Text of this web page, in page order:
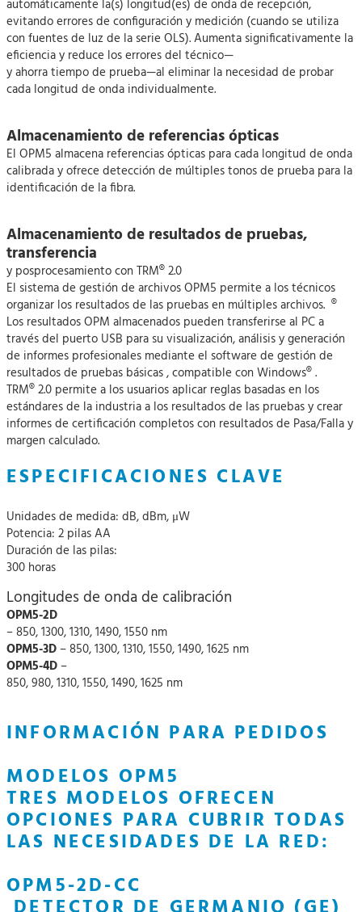
automáticamente la(s) longitud(es) de onda de recepción,
evitando errores de configuración y medición (cuando se utiliza
con fuentes de luz de la serie OLS). Aumenta significativamente la
eficiencia y reduce los errores del técnico—
y ahorra tiempo de prueba—al eliminar la necesidad de probar
cada longitud de onda individualmente.
Almacenamiento de referencias ópticas
El OPM5 almacena referencias ópticas para cada longitud de onda
calibrada y ofrece detección de múltiples tonos de prueba para la
identificación de la fibra.
Almacenamiento de resultados de pruebas,
transferencia
y posprocesamiento con TRM® 2.0
El sistema de gestión de archivos OPM5 permite a los técnicos
organizar los resultados de las pruebas en múltiples archivos. ®
Los resultados OPM almacenados pueden transferirse al PC a
través del puerto USB para su visualización, análisis y generación
de informes profesionales mediante el software de gestión de
resultados de pruebas básicas , compatible con Windows® .
TRM® 2.0 permite a los usuarios aplicar reglas basadas en los
estándares de la industria a los resultados de las pruebas y crear
informes de certificación completos con resultados de Pasa/Falla y
margen calculado.
ESPECIFICACIONES CLAVE
Unidades de medida: dB, dBm, μW
Potencia: 2 pilas AA
Duración de las pilas:
300 horas
Longitudes de onda de calibración
OPM5-2D
– 850, 1300, 1310, 1490, 1550 nm
OPM5-3D– 850, 1300, 1310, 1550, 1490, 1625 nm
OPM5-4D–
850, 980, 1310, 1550, 1490, 1625 nm
INFORMACIÓN PARA PEDIDOS
MODELOS OPM5
TRES MODELOS OFRECEN
OPCIONES PARA CUBRIR TODAS
LAS NECESIDADES DE LA RED:
OPM5-2D-CC